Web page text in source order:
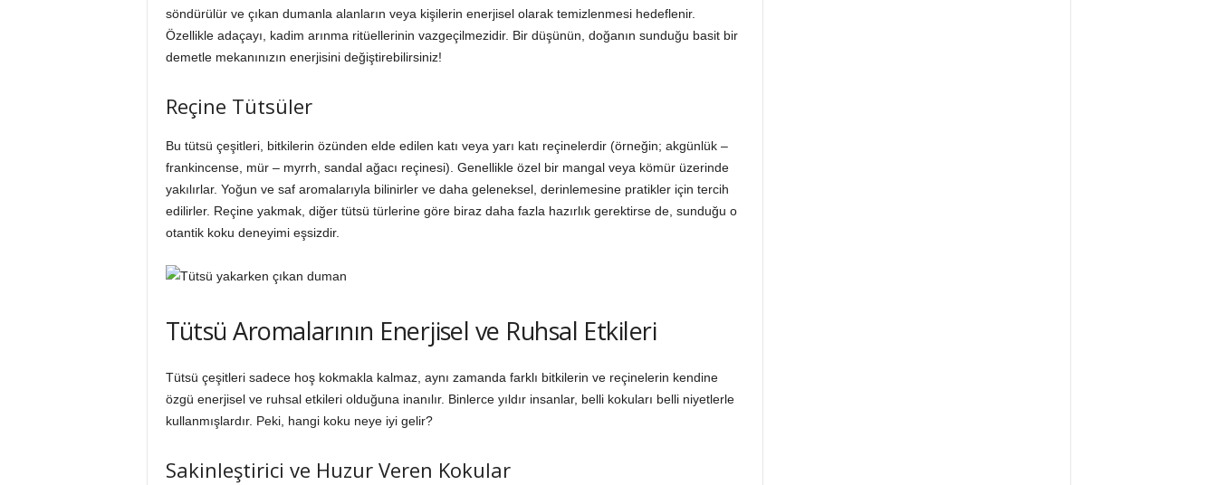
söndürülür ve çıkan dumanla alanların veya kişilerin enerjisel olarak temizlenmesi hedeflenir.
Özellikle adaçayı, kadim arınma ritüellerinin vazgeçilmezidir. Bir düşünün, doğanın sunduğu basit bir
demetle mekanınızın enerjisini değiştirebilirsiniz!
Reçine Tütsüler
Bu tütsü çeşitleri, bitkilerin özünden elde edilen katı veya yarı katı reçinelerdir (örneğin; akgünlük –
frankincense, mür – myrrh, sandal ağacı reçinesi). Genellikle özel bir mangal veya kömür üzerinde
yakılırlar. Yoğun ve saf aromalarıyla bilinirler ve daha geleneksel, derinlemesine pratikler için tercih
edilirler. Reçine yakmak, diğer tütsü türlerine göre biraz daha fazla hazırlık gerektirse de, sunduğu o
otantik koku deneyimi eşsizdir.
Tütsü Aromalarının Enerjisel ve Ruhsal Etkileri
Tütsü çeşitleri sadece hoş kokmakla kalmaz, aynı zamanda farklı bitkilerin ve reçinelerin kendine
özgü enerjisel ve ruhsal etkileri olduğuna inanılır. Binlerce yıldır insanlar, belli kokuları belli niyetlerle
kullanmışlardır. Peki, hangi koku neye iyi gelir?
Sakinleştirici ve Huzur Veren Kokular